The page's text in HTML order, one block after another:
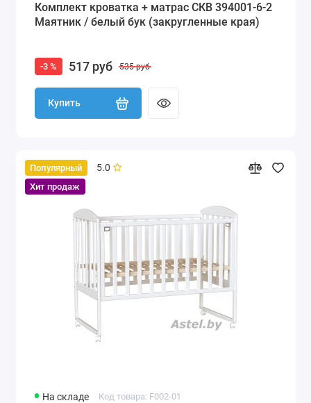
Комплект кроватка + матрас СКВ 394001-6-2
Маятник / белый бук (закругленные края)
-3 % 517 руб 535 руб
Купить
Популярный
Хит продаж
5.0
На складе Код товара: F002-01